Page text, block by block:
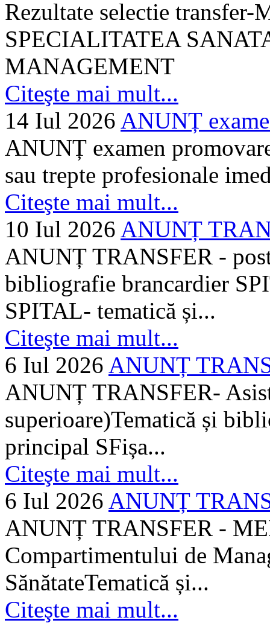
Rezultate selectie
SPECIALITATEA
MANAGEMENT
Citeşte mai mult...
14 Iul 2026 ANUNȚ
ANUNȚ examen
sau trepte profesionale
Citeşte mai mult...
10 Iul 2026 ANUNȚ
ANUNȚ TRANSFER -
bibliografie brancardier
SPITAL- tematică și...
Citeşte mai mult...
6 Iul 2026 ANUNȚ
ANUNȚ TRANSFER-
superioare)Tematică și
principal SFișa...
Citeşte mai mult...
6 Iul 2026 ANUNȚ
ANUNȚ TRANSFER -
Compartimentului de
SănătateTematică și...
Citeşte mai mult...